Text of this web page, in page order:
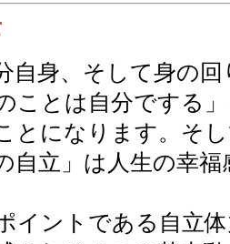
自身、そして身の
ことは自分でする
とになります。そ
自立」は人生の幸福
イントである自立